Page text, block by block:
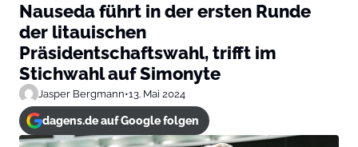
Nauseda führt in der ersten Runde
der litauischen
Präsidentschaftswahl, trifft im
Stichwahl auf Simonyte
Jasper Bergmann•13. Mai 2024
dagens.de auf Google folgen